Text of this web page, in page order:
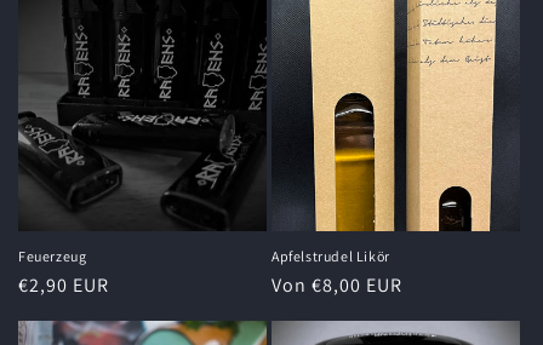
Feuerzeug
Normaler
Preis
€2,90 EUR
Apfelstrudel Likör
Normaler
Preis
Von €8,00 EUR